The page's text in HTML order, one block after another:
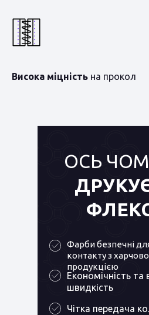
Висока міцність на прокол
ОСЬ
Фарби безпечні
контакту з
продукцією
Економічність та
швидкість
Чітка передача